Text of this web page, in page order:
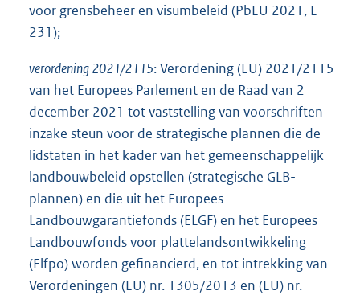
voor grensbeheer en visumbeleid (PbEU 2021, L
231);
verordening 2021/2115: Verordening (EU) 2021/2115
van het Europees Parlement en de Raad van 2
december 2021 tot vaststelling van voorschriften
inzake steun voor de strategische plannen die de
lidstaten in het kader van het gemeenschappelijk
landbouwbeleid opstellen (strategische GLB-
plannen) en die uit het Europees
Landbouwgarantiefonds (ELGF) en het Europees
Landbouwfonds voor plattelandsontwikkeling
(Elfpo) worden gefinancierd, en tot intrekking van
Verordeningen (EU) nr. 1305/2013 en (EU) nr.